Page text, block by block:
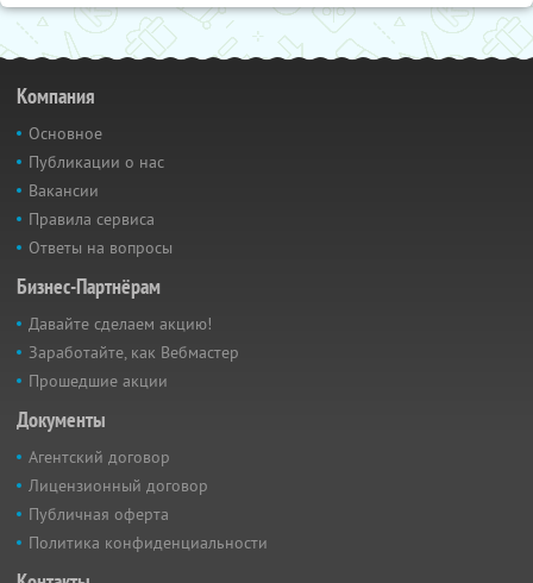
Компания
Основное
Публикации о нас
Вакансии
Правила сервиса
Ответы на вопросы
Бизнес-Партнёрам
Давайте сделаем акцию!
Заработайте, как Вебмастер
Прошедшие акции
Документы
Агентский договор
Лицензионный договор
Публичная оферта
Политика конфиденциальности